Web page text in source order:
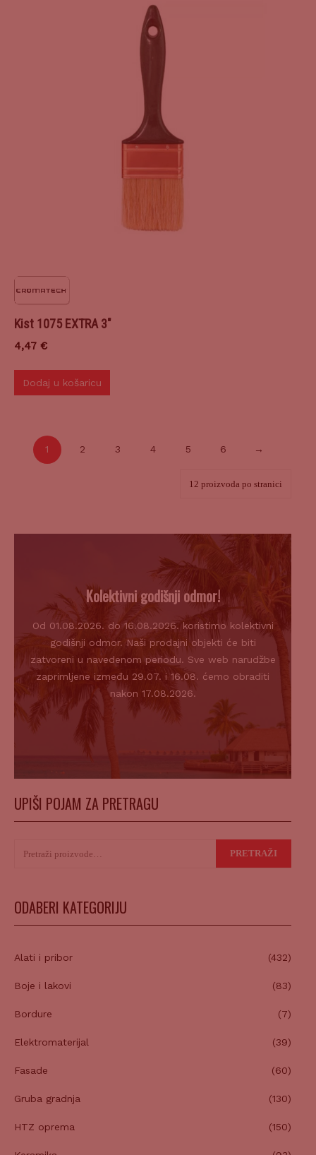
Kist 1075 EXTRA 3″
4,47 €
Dodaj u košaricu
1 2 3 4 5 6 →
Kolektivni godišnji odmor!
Od 01.08.2026. do 16.08.2026. koristimo kolektivni
godišnji odmor. Naši prodajni objekti će biti
zatvoreni u navedenom periodu. Sve web narudžbe
zaprimljene između 29.07. i 16.08. ćemo obraditi
nakon 17.08.2026.
UPIŠI POJAM ZA PRETRAGU
PRETRAŽI
ODABERI KATEGORIJU
Alati i pribor (432)
Boje i lakovi (83)
Bordure (7)
Elektromaterijal (39)
Fasade (60)
Gruba gradnja (130)
HTZ oprema (150)